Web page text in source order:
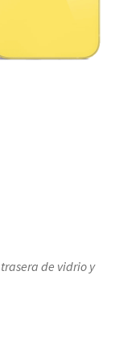
de vidrio y